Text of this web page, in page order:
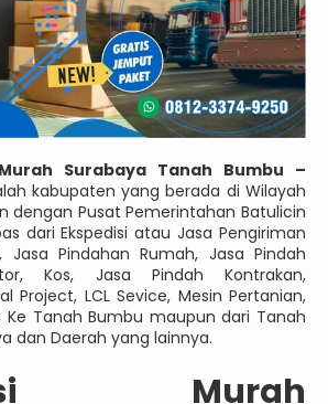
Surabaya Tanah Bumbu –
kabupaten yang berada di Wilayah
dengan Pusat Pemerintahan Batulicin
dari Ekspedisi atau Jasa Pengiriman
Jasa Pindahan Rumah, Jasa Pindah
Kos, Jasa Pindah Kontrakan,
Project, LCL Sevice, Mesin Pertanian,
Ke Tanah Bumbu maupun dari Tanah
dan Daerah yang lainnya.
Murah